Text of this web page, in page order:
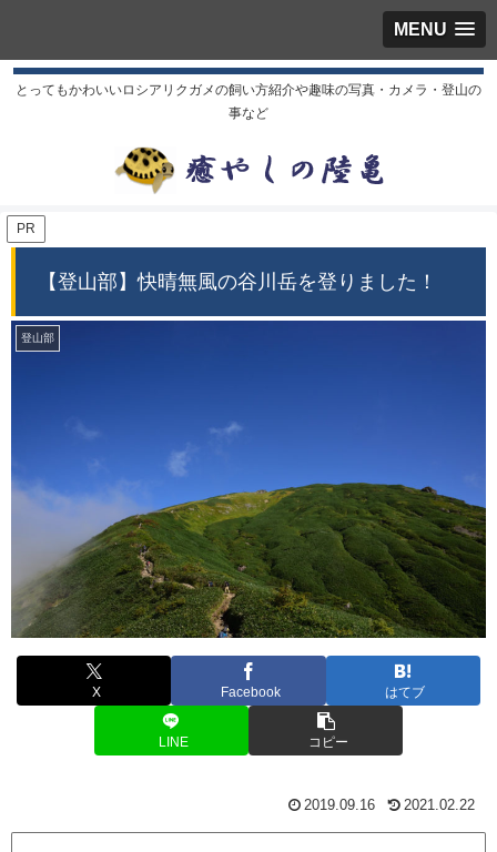
MENU
とってもかわいいロシアリクガメの飼い方紹介や趣味の写真・カメラ・登山の
事など
PR
【登山部】快晴無風の谷川岳を登りました！
登山部
X Facebook はてブ
LINE コピー
2019.09.16 2021.02.22